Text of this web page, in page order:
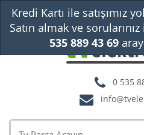
0 535
Kredi Kartı ile satışımız
Satın almak ve
535 889 43 69